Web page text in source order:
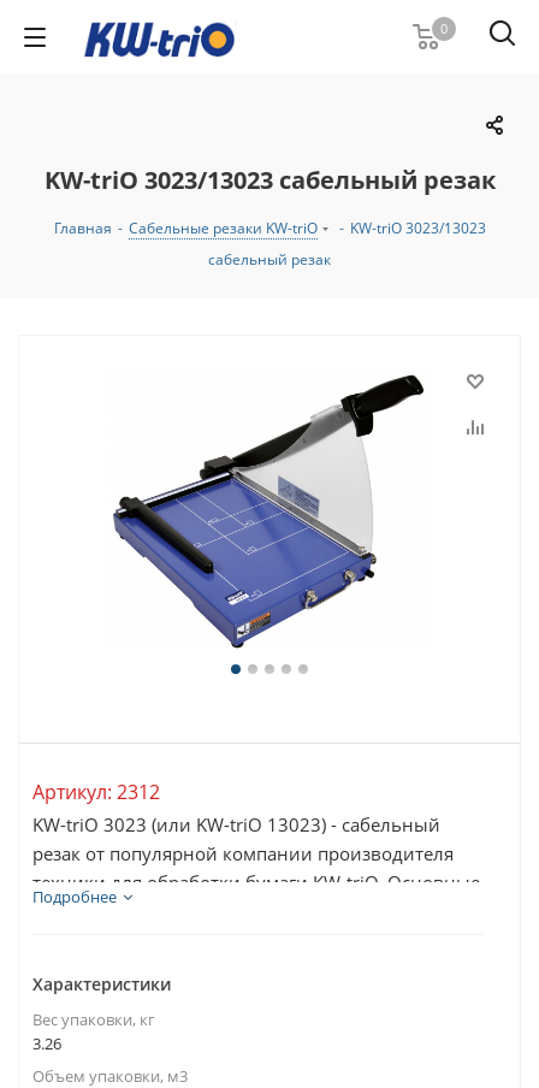
0
KW-triO 3023/13023 сабельный резак
Главная - Сабельные резаки KW-triO - KW-triO 3023/13023
сабельный резак
Артикул: 2312
KW-triO 3023 (или KW-triO 13023) - сабельный
резак от популярной компании производителя
техники для обработки бумаги KW-triO. Основные
качества...
Подробнее
Характеристики
Вес упаковки, кг
3.26
Объем упаковки, м3